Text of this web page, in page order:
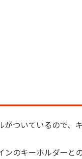
がついているので、
ンのキーホルダーと